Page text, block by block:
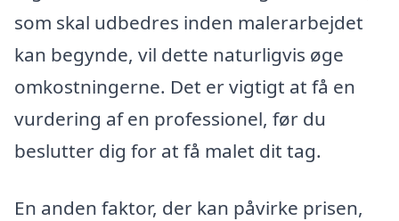
som skal udbedres inden malerarbejdet
kan begynde, vil dette naturligvis øge
omkostningerne. Det er vigtigt at få en
vurdering af en professionel, før du
beslutter dig for at få malet dit tag.
En anden faktor, der kan påvirke prisen,